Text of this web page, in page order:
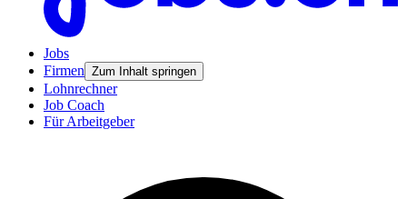
Jobs
Firmen Zum Inhalt springen
Lohnrechner
Job Coach
Für Arbeitgeber